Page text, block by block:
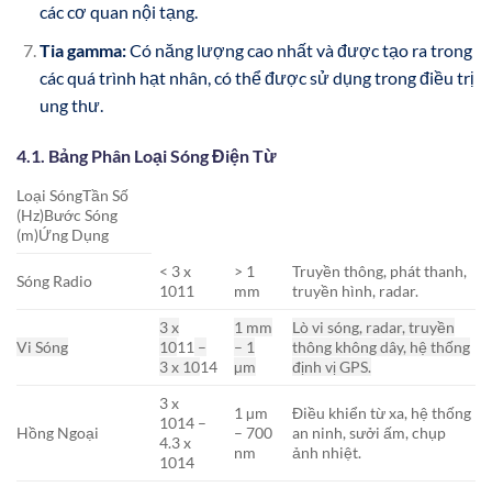
các cơ quan nội tạng.
Tia gamma:Có năng lượng cao nhất và được tạo ra trong
các quá trình hạt nhân, có thể được sử dụng trong điều trị
ung thư.
4.1. Bảng Phân Loại Sóng Điện Từ
Loại SóngTần Số
(Hz)Bước Sóng
(m)Ứng Dụng
Sóng Radio
< 3 x
1011
> 1
mm
Truyền thông, phát thanh,
truyền hình, radar.
Vi Sóng
3 x
1011 –
3 x 1014
1 mm
– 1
µm
Lò vi sóng, radar, truyền
thông không dây, hệ thống
định vị GPS.
Hồng Ngoại
3 x
1014 –
4.3 x
1014
1 µm
– 700
nm
Điều khiển từ xa, hệ thống
an ninh, sưởi ấm, chụp
ảnh nhiệt.